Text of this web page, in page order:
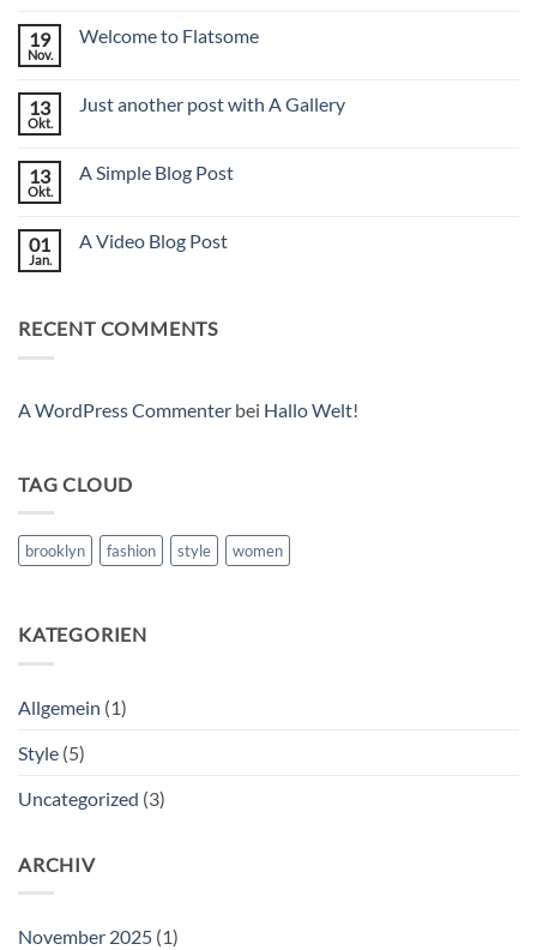
19
Nov.
Welcome to Flatsome
Welcome
13
Okt.
Just another post with A Gallery
Just
A
Gallery
13
Okt.
A Simple Blog Post
A
01
Jan.
A Video Blog Post
Video
RECENT COMMENTS
A WordPress Commenter bei Hallo Welt!
TAG CLOUD
brooklyn fashion style women
KATEGORIEN
Allgemein (1)
Style (5)
Uncategorized (3)
ARCHIV
November 2025 (1)